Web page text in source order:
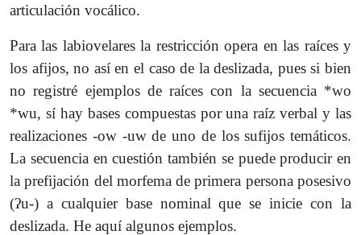
articulación vocálico.
Para las labiovelares la restricción opera en las raíces y
los afijos, no así en el caso de la deslizada, pues si bien
no registré ejemplos de raíces con la secuencia *wo
*wu, sí hay bases compuestas por una raíz verbal y las
realizaciones -ow -uw de uno de los sufijos temáticos.
La secuencia en cuestión también se puede producir en
la prefijación del morfema de primera persona posesivo
(ʔu-) a cualquier base nominal que se inicie con la
deslizada. He aquí algunos ejemplos.